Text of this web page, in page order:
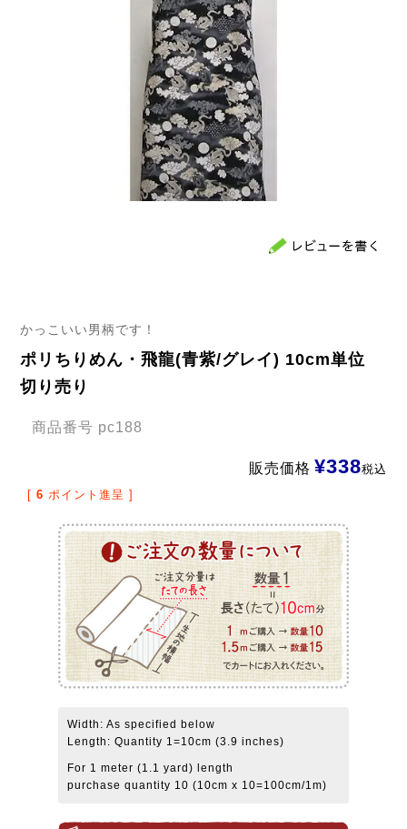
かっこいい男柄です！
ポリちりめん・飛龍(青紫/グレイ) 10cm単位
切り売り
商品番号 pc188
販売価格 ¥338税込
[ 6 ポイント進呈 ]
Width: As specified below
Length: Quantity 1=10cm (3.9 inches)
For 1 meter (1.1 yard) length
purchase quantity 10 (10cm x 10=100cm/1m)